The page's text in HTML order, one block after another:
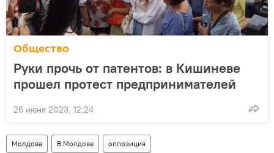
Общество
Руки прочь от патентов: в Кишиневе
прошел протест предпринимателей
26 июня 2023, 12:24
Молдова В Молдове оппозиция